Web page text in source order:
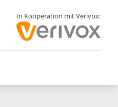
In Kooperation mit Verivox: